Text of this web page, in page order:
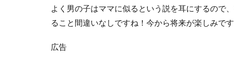
よく男の子はママに似るという説を耳にするので
ること間違いなしですね！今から将来が楽しみです
広告